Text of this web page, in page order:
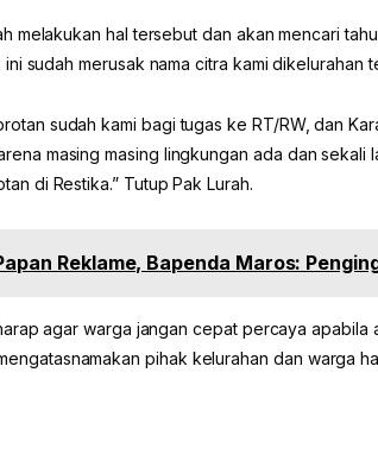
melakukan hal tersebut dan akan mencari
sudah merusak nama citra kami dikelurahan
sudah kami bagi tugas ke RT/RW, dan
masing masing lingkungan ada dan sekali
di Restika.” Tutup Pak Lurah.
Reklame, Bapenda Maros:
agar warga jangan cepat percaya apabila
pihak kelurahan dan warga